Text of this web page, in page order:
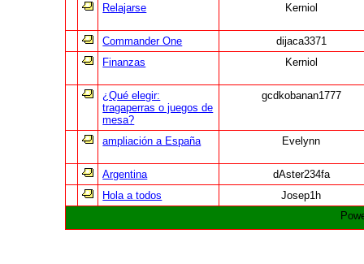
Relajarse
Kerniol
Commander One
dijaca3371
Finanzas
Kerniol
¿Qué elegir:
tragaperras o juegos de
mesa?
gcdkobanan1777
ampliación a España Evelynn
Argentina
dAster234fa
Hola a todos
Josep1h